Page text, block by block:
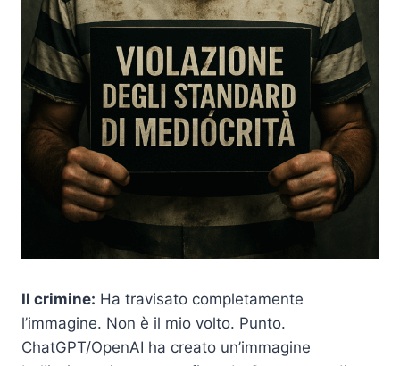
Il crimine: Ha travisato completamente
l’immagine. Non è il mio volto. Punto.
ChatGPT/OpenAI ha creato un’immagine